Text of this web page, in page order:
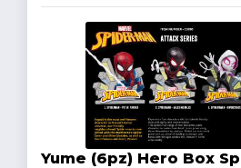
Yume (6pz) Hero Box